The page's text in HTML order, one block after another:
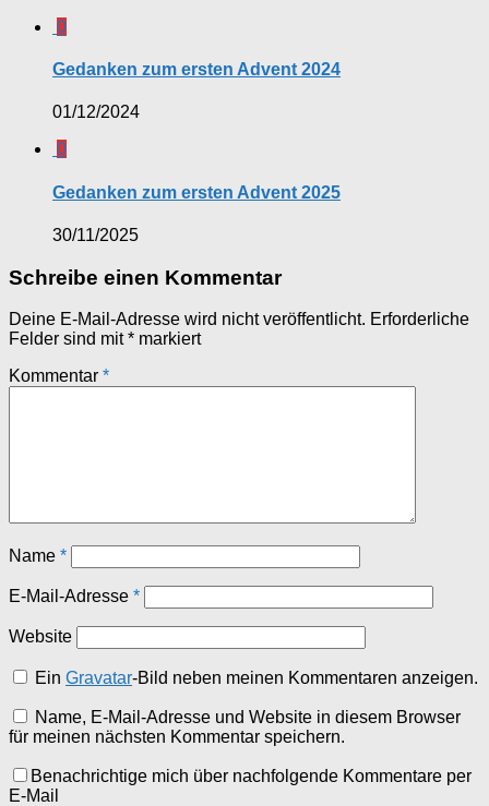
0
Gedanken zum ersten Advent 2024
01/12/2024
0
Gedanken zum ersten Advent 2025
30/11/2025
Schreibe einen Kommentar
Deine E-Mail-Adresse wird nicht veröffentlicht. Erforderliche
Felder sind mit* markiert
Kommentar *
Name *
E-Mail-Adresse *
Website
EinGravatar-Bild neben meinen Kommentaren anzeigen.
Name, E-Mail-Adresse und Website in diesem Browser
für meinen nächsten Kommentar speichern.
Benachrichtige mich über nachfolgende Kommentare per
E-Mail